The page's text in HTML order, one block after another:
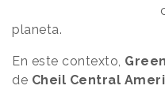
planeta.
En este contexto,
de Cheil Central